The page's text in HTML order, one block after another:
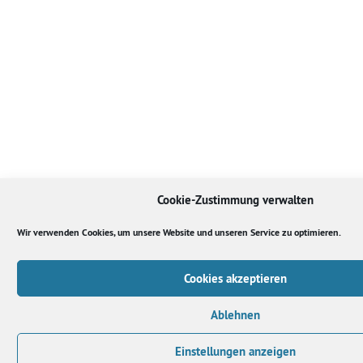
Cookie-Zustimmung verwalten
Wir verwenden Cookies, um unsere Website und unseren Service zu optimieren.
Cookies akzeptieren
Ablehnen
Einstellungen anzeigen